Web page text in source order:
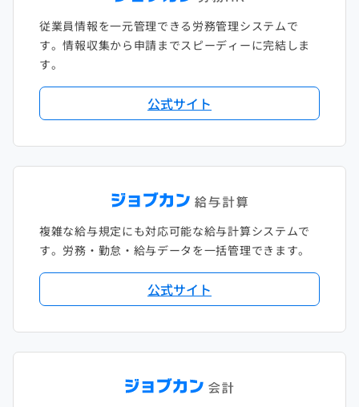
従業員情報を一元管理できる労務管理システムで
す。情報収集から申請までスピーディーに完結しま
す。
公式サイト
複雑な給与規定にも対応可能な給与計算システムで
す。労務・勤怠・給与データを一括管理できます。
公式サイト